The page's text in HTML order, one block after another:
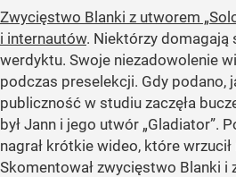
Zwycięstwo Blanki z utworem
i internautów. Niektórzy domagają
werdyktu. Swoje niezadowolenie
podczas preselekcji. Gdy podano,
publiczność w studiu zaczęła
był Jann i jego utwór „Gladiator”.
nagrał krótkie wideo, które
Skomentował zwycięstwo Blanki i